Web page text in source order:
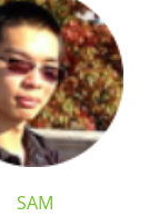
SAM